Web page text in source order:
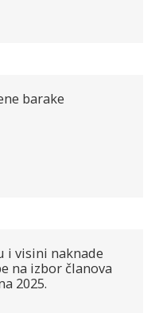
barake
i visini naknade
na izbor članova
2025.